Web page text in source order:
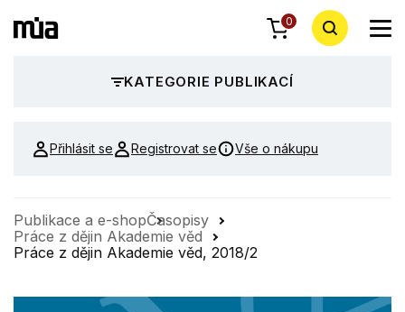
0
KATEGORIE PUBLIKACÍ
Přihlásit se Registrovat se Vše o nákupu
Publikace a e-shopČasopisy
Práce z dějin Akademie věd
Práce z dějin Akademie věd, 2018/2